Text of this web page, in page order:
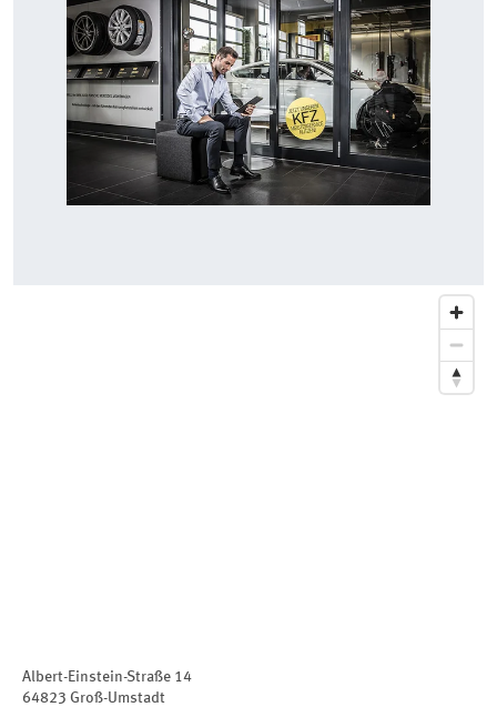
Albert-Einstein-Straße 14
64823 Groß-Umstadt